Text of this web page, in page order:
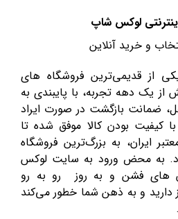
لوکس شاپ
و خرید آنلاین
از قدیمی‌ترین فروشگاه های
از یک دهه تجربه، با پایبندی به
ضمانت بازگشت در صورت ایراد
کیفیت بودن کالا موفق شده تا
ایران، به بزرگ‌ترین فروشگاه
به محض ورود به سایت لوکس
های فشن و به روز رو به رو
دارید و به ذهن شما خطور می‌کند